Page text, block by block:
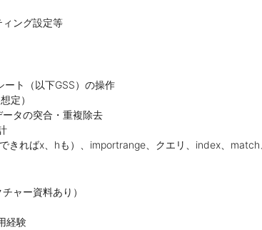
ング設定等
ート（以下GSS）の操作
定）
タの突合・重複除去
ればx、hも）、importrange、クエリ、index、match
ャー資料あり）
経験